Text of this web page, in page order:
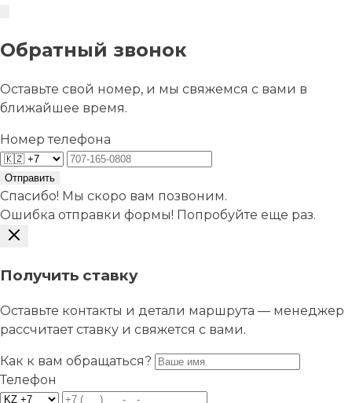
Обратный звонок
Оставьте свой номер, и мы свяжемся с вами в
ближайшее время.
Номер телефона
Отправить
Спасибо! Мы скоро вам позвоним.
Ошибка отправки формы! Попробуйте еще раз.
Получить ставку
Оставьте контакты и детали маршрута — менеджер
рассчитает ставку и свяжется с вами.
Как к вам обращаться?
Телефон